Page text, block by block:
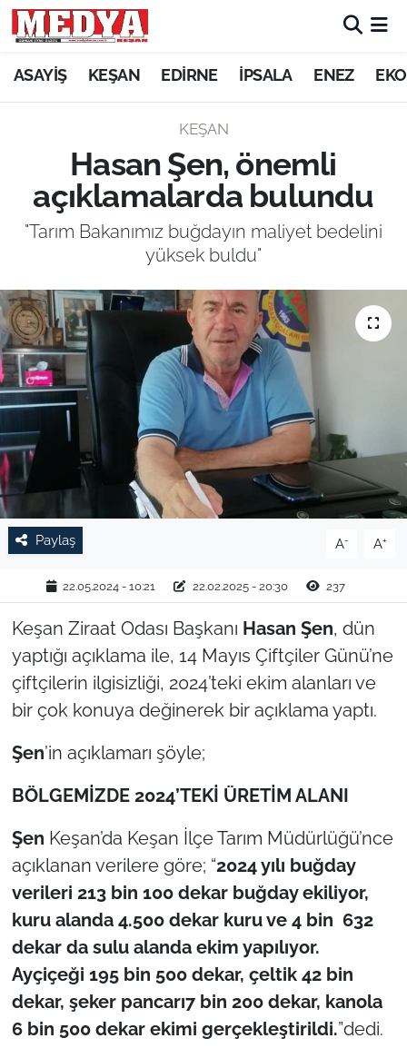
ASAYİŞ KEŞAN EDİRNE İPSALA ENEZ
KEŞAN
Hasan Şen, önemli
açıklamalarda bulundu
"Tarım Bakanımız buğdayın maliyet bedelini
yüksek buldu"
Paylaş A- A+
22.05.2024 - 10:21 22.02.2025 - 20:30 237
Keşan Ziraat Odası Başkanı Hasan Şen, dün
yaptığı açıklama ile, 14 Mayıs Çiftçiler Günü’ne
çiftçilerin ilgisizliği, 2024’teki ekim alanları ve
bir çok konuya değinerek bir açıklama yaptı.
Şen’in açıklamarı şöyle;
BÖLGEMİZDE 2024’TEKİ ÜRETİM ALANI
Şen Keşan’da Keşan İlçe Tarım Müdürlüğü’nce
açıklanan verilere göre; “2024 yılı buğday
verileri 213 bin 100 dekar buğday ekiliyor,
kuru alanda 4.500 dekar kuru ve 4 bin 632
dekar da sulu alanda ekim yapılıyor.
Ayçiçeği 195 bin 500 dekar, çeltik 42 bin
dekar, şeker pancarı7 bin 200 dekar, kanola
6 bin 500 dekar ekimi gerçekleştirildi.”dedi.
KEŞAN
ASAYİŞ
SİYASET
EKONOMİ
SAĞLIK
EĞİTİM
TARIM VE HAYVANCILIK
KÜLTÜR SANAT
RESMİ İLAN
SPOR
YAŞAM
EDİRNE
TEKİRDAĞ
KIRKLARELİ
Bölge
Güvenlik
Genel
Politika